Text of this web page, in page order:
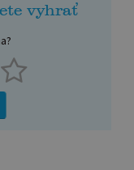
vyhrať